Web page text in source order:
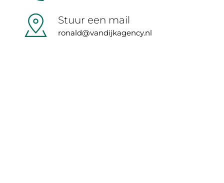
Stuur een mail
ronald@vandijkagency.nl